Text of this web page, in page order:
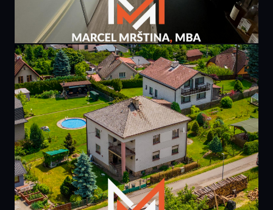
PRODÁNO
6 495 000 Kč
bytu 3+1 | 81m² | Praha, Chodov
81 m² · Praha 4